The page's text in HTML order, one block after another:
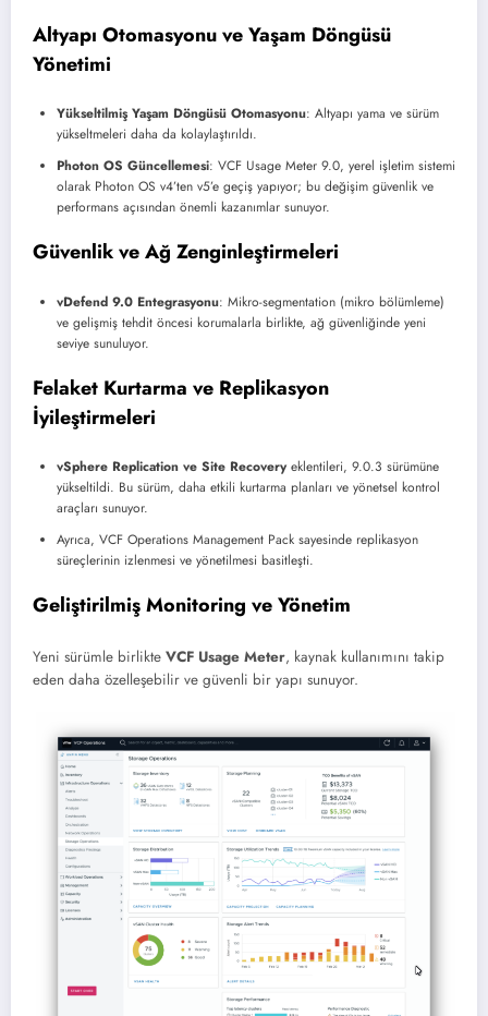
Altyapı Otomasyonu ve Yaşam Döngüsü
Yönetimi
Yükseltilmiş Yaşam Döngüsü Otomasyonu: Altyapı yama ve sürüm
yükseltmeleri daha da kolaylaştırıldı.
Photon OS Güncellemesi: VCF Usage Meter 9.0, yerel işletim sistemi
olarak Photon OS v4’ten v5’e geçiş yapıyor; bu değişim güvenlik ve
performans açısından önemli kazanımlar sunuyor.
Güvenlik ve Ağ Zenginleştirmeleri
vDefend 9.0 Entegrasyonu: Mikro-segmentation (mikro bölümleme)
ve gelişmiş tehdit öncesi korumalarla birlikte, ağ güvenliğinde yeni
seviye sunuluyor.
Felaket Kurtarma ve Replikasyon
İyileştirmeleri
vSphere Replication ve Site Recoveryeklentileri, 9.0.3 sürümüne
yükseltildi. Bu sürüm, daha etkili kurtarma planları ve yönetsel kontrol
araçları sunuyor.
Ayrıca, VCF Operations Management Pack sayesinde replikasyon
süreçlerinin izlenmesi ve yönetilmesi basitleşti.
Geliştirilmiş Monitoring ve Yönetim
Yeni sürümle birlikte VCF Usage Meter, kaynak kullanımını takip
eden daha özelleşebilir ve güvenli bir yapı sunuyor.